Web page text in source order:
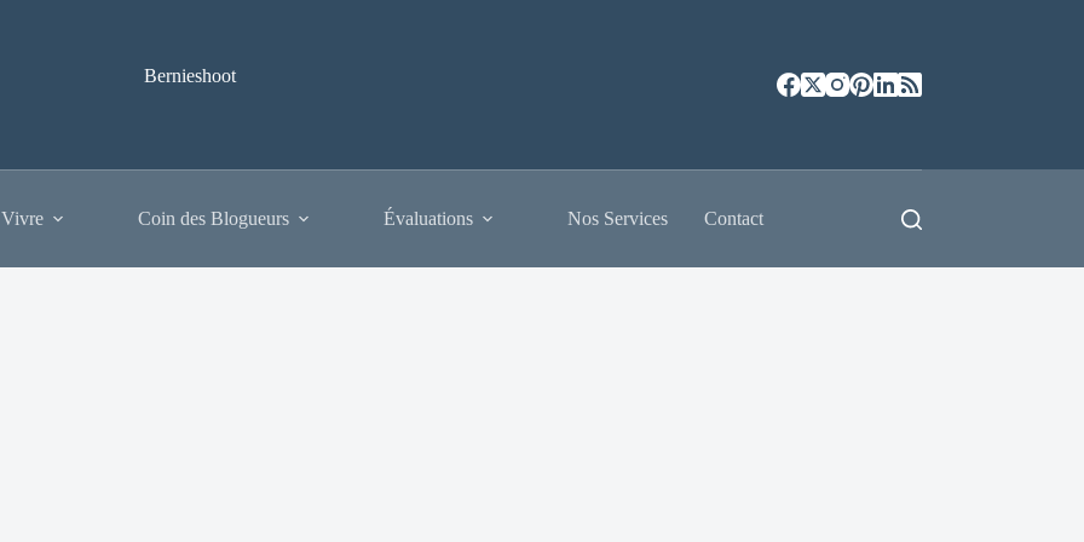
Bernieshoot
Coin des Blogueurs Évaluations Nos Services Contact